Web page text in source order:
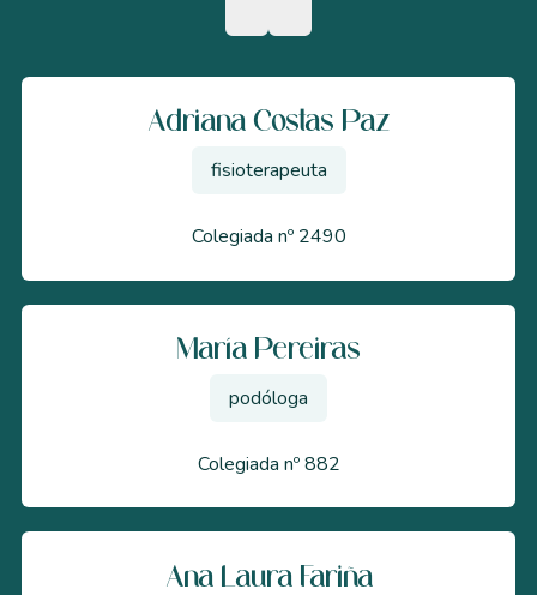
Adriana Costas Paz
fisioterapeuta
Colegiada nº 2490
María Pereiras
podóloga
Colegiada nº 882
Ana Laura Fariña